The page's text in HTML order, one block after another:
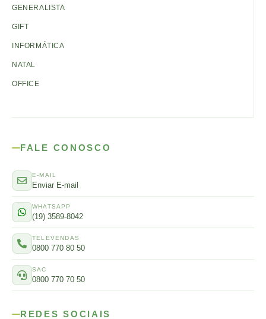
GENERALISTA
GIFT
INFORMÁTICA
NATAL
OFFICE
FALE CONOSCO
E-MAIL
Enviar E-mail
WHATSAPP
(19) 3589-8042
TELEVENDAS
0800 770 80 50
SAC
0800 770 70 50
REDES SOCIAIS